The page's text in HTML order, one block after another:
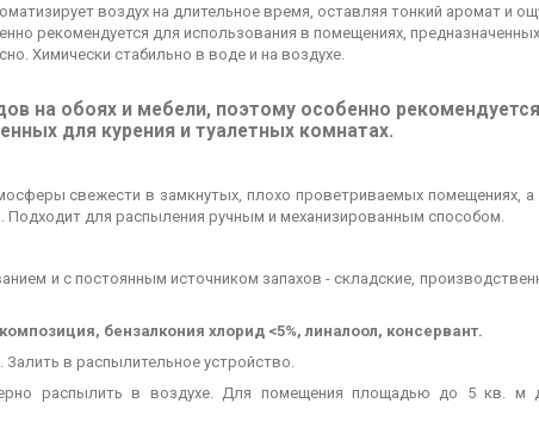
воздух на длительное время, оставляя тонкий аромат и
рекомендуется для использования в помещениях,
Химически стабильно в воде и на воздухе.
на обоях и мебели, поэтому особенно
для курения и туалетных комнатах.
свежести в замкнутых, плохо проветриваемых помещениях,
Подходит для распыления ручным и механизированным способом.
и с постоянным источником запахов - складские,
бензалкония хлорид <5%, линалоол, консервант.
в распылительное устройство.
распылить в воздухе. Для помещения площадью до 5 кв. м